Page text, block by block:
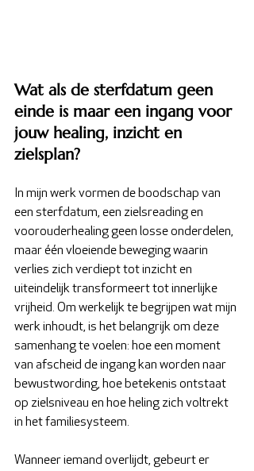
Wat als de sterfdatum geen
einde is maar een ingang voor
jouw healing, inzicht en
zielsplan?
In mijn werk vormen de boodschap van
een sterfdatum, een zielsreading en
voorouderhealing geen losse onderdelen,
maar één vloeiende beweging waarin
verlies zich verdiept tot inzicht en
uiteindelijk transformeert tot innerlijke
vrijheid. Om werkelijk te begrijpen wat mijn
werk inhoudt, is het belangrijk om deze
samenhang te voelen: hoe een moment
van afscheid de ingang kan worden naar
bewustwording, hoe betekenis ontstaat
op zielsniveau en hoe heling zich voltrekt
in het familiesysteem.
Wanneer iemand overlijdt, gebeurt er